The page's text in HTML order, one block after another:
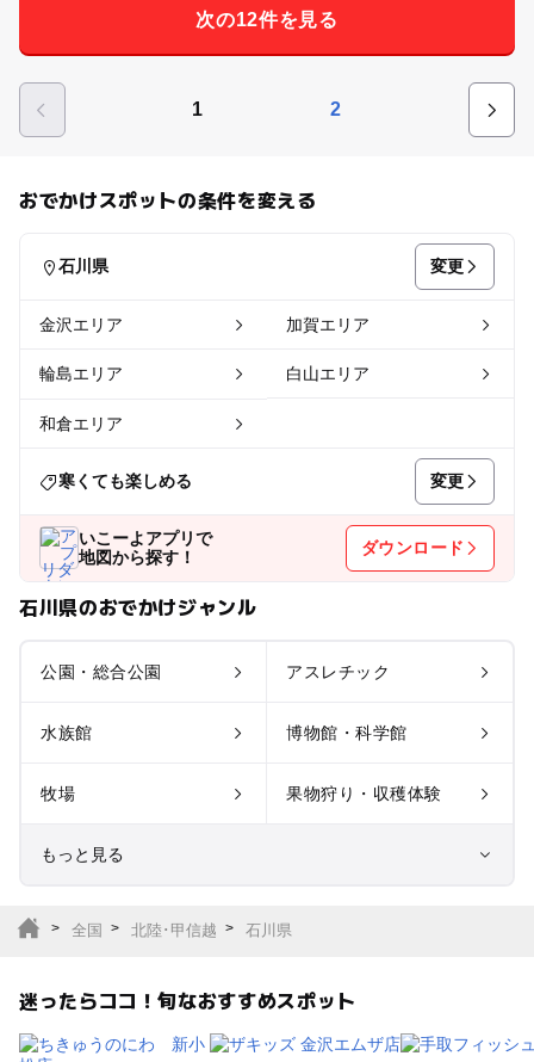
次の12件を見る
1 2
おでかけスポットの条件を変える
石川県 変更
金沢エリア 加賀エリア
輪島エリア 白山エリア
和倉エリア
寒くても楽しめる 変更
いこーよアプリで
地図から探す！
ダウンロード
石川県のおでかけジャンル
公園・総合公園 アスレチック
水族館 博物館・科学館
牧場 果物狩り・収穫体験
もっと見る
サファリパーク
植物園・フラワーパー
ク
全国 北陸･甲信越 石川県
迷ったらココ！旬なおすすめスポット